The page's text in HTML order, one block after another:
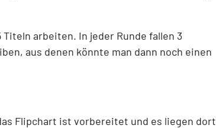
arbeiten. In jeder Runde fallen 3
aus denen könnte man dann noch einen
Flipchart ist vorbereitet und es liegen dort